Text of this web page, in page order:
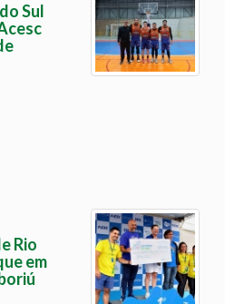
Sul
Rio
em